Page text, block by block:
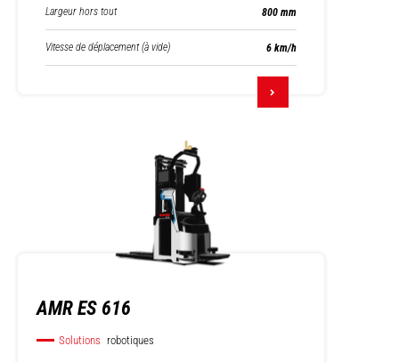
Largeur hors tout 800 mm
Vitesse de déplacement (à vide) 6 km/h
AMR ES 616
Solutions robotiques